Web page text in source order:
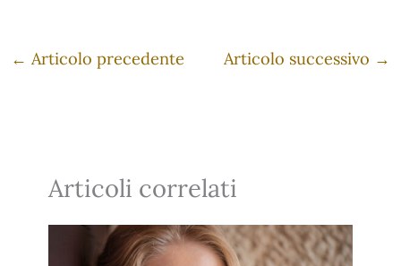
← Articolo precedente Articolo successivo →
Articoli correlati